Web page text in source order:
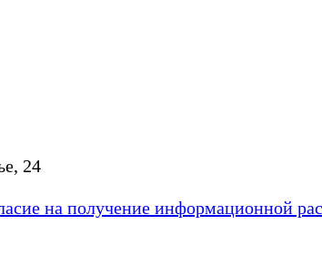
24
на получение информационной